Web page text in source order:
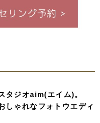
タジオaim(エイム)。
しゃれなフォトウエディ